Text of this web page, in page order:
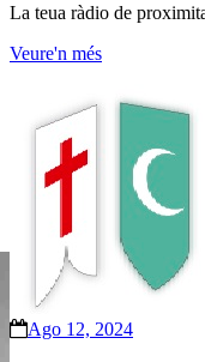
La teua ràdio de
Veure'n més
Ago 12, 2024